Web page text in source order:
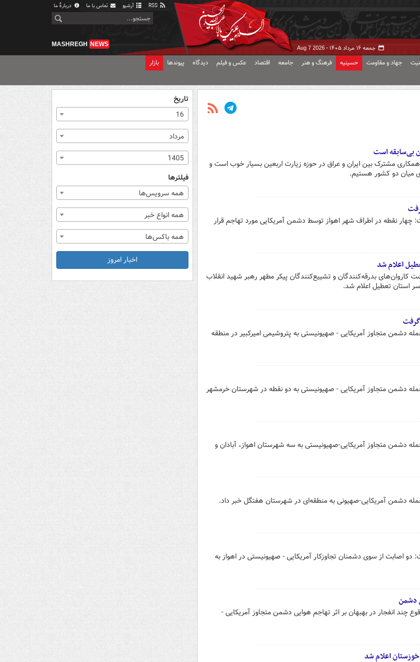
آرشیو تماس با ما دربارهٔ ما
جمعه ۱۶ مرداد ۱۴۰۵ - Aug 7 2026
MASHREGH NEWS
جهاد و مقاومت حسینیه فرهنگ و هنر جامعه اقتصاد عکس و فیلم دیدگاه پیوندها بازار
بی‌سابقه است
مشترک بین ایران و عراق در حوزه زیارت اربعین بسیار خوب است و
میان دو کشور هستیم.
چهار نقطه در اطراف شهر اهواز توسط دشمن آمریکایی مورد تهاجم قرار
کاروان‌های بدرقه‌کنندگان و تشییع‌کنندگان پیکر مطهر رهبر شهید انقلاب
گرفت
دشمن متجاوز آمریکایی - صهیونیستی به پتروشیمی امیرکبیر در منطقه
حمله دشمن متجاوز آمریکایی - صهیونیستی به دو نقطه در شهرستان خرمشهر
دشمن متجاوز آمریکایی-صهیونیستی به سه شهرستان اهواز، آبادان و
دشمن آمریکایی-صهیونی به منطقه‌ای در شهرستان هفتگل خبر داد.
دو اصابت از سوی دشمنان تجاوزکار آمریکایی - صهیونیستی در اهواز به
دشمن
چند انفجار در بهبهان بر اثر تهاجم هوایی دشمن متجاوز آمریکایی -
تاریخ
16
مرداد
1405
فیلترها
همه سرویس‌ها
همه انواع خبر
همه باکس‌ها
اخبار امروز